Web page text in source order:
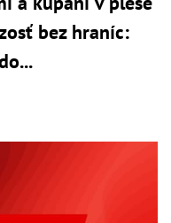
bez hraníc: